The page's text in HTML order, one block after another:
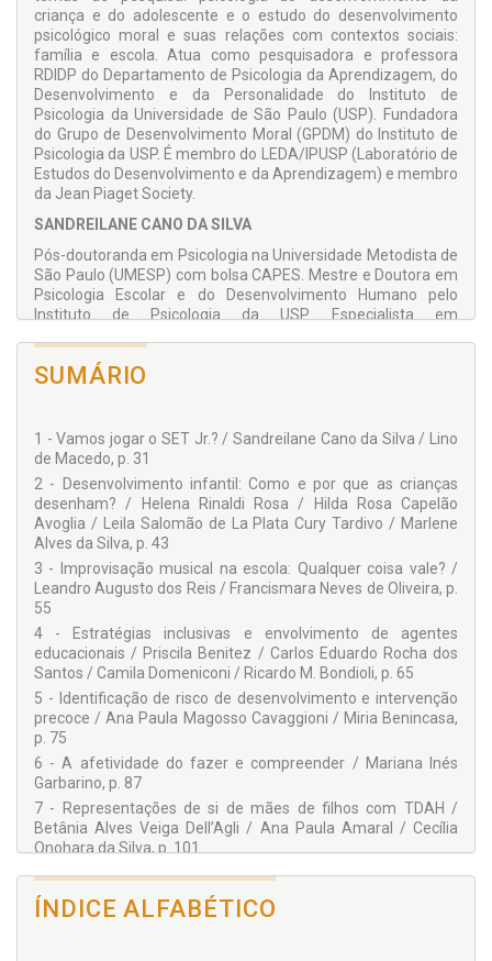
criança e do adolescente e o estudo do desenvolvimento
psicológico moral e suas relações com contextos sociais:
família e escola. Atua como pesquisadora e professora
RDIDP do Departamento de Psicologia da Aprendizagem, do
Desenvolvimento e da Personalidade do Instituto de
Psicologia da Universidade de São Paulo (USP). Fundadora
do Grupo de Desenvolvimento Moral (GPDM) do Instituto de
Psicologia da USP. É membro do LEDA/IPUSP (Laboratório de
Estudos do Desenvolvimento e da Aprendizagem) e membro
da Jean Piaget Society.
SANDREILANE CANO DA SILVA
Pós-doutoranda em Psicologia na Universidade Metodista de
São Paulo (UMESP) com bolsa CAPES. Mestre e Doutora em
Psicologia Escolar e do Desenvolvimento Humano pelo
Instituto de Psicologia da USP. Especialista em
Grupo de Desenvolvimento Moral (GPDM) do Instituto de
Superior e consultora pedagógica em reportagens na área
de Educação.
COLABORADORES:
Ana Paula Amaral
Ana Paula Magosso Cavaggioni
Betânia Alves Veiga Dell’Agli
Camila Domeniconi
Carlos Eduardo Rocha dos Santos
Cecília Onohara da Silva
Francismara Neves de Oliveira
Helena Rinaldi Rosa
Hilda Rosa Capelão Avoglia
Karina Luciane Deolindo
Leandro Augusto dos Reis
Leila Salomão de La Plata Cury Tardivo
Lino de Macedo
Luciana Maria Caetano
Mariana Inés Garbarino
Marlene Alves da Silva
Miria Benincasa
Priscila Benitez
Ricardo M. Bondioli
Sandreilane Cano da Silva
Solange Franci Raimundo Yaegashi
SUMÁRIO
1 - Vamos jogar o SET Jr.? / Sandreilane Cano da Silva / Lino
de Macedo, p. 31
2 - Desenvolvimento infantil: Como e por que as crianças
desenham? / Helena Rinaldi Rosa / Hilda Rosa Capelão
Avoglia / Leila Salomão de La Plata Cury Tardivo / Marlene
Alves da Silva, p. 43
3 - Improvisação musical na escola: Qualquer coisa vale? /
Leandro Augusto dos Reis / Francismara Neves de Oliveira, p.
55
4 - Estratégias inclusivas e envolvimento de agentes
educacionais / Priscila Benitez / Carlos Eduardo Rocha dos
Santos / Camila Domeniconi / Ricardo M. Bondioli, p. 65
5 - Identificação de risco de desenvolvimento e intervenção
precoce / Ana Paula Magosso Cavaggioni / Miria Benincasa,
p. 75
6 - A afetividade do fazer e compreender / Mariana Inés
Garbarino, p. 87
7 - Representações de si de mães de filhos com TDAH /
Betânia Alves Veiga Dell’Agli / Ana Paula Amaral / Cecília
Onohara da Silva, p. 101
8 - Relações interpessoais e conflito: O caso da relação
escola e família / Luciana Maria Caetano / Solange Franci
Raimundo Yaegashi / Karina Luciane Deolindo, p. 115
ÍNDICE ALFABÉTICO